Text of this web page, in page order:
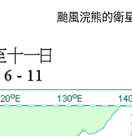
颱風浣熊的衛